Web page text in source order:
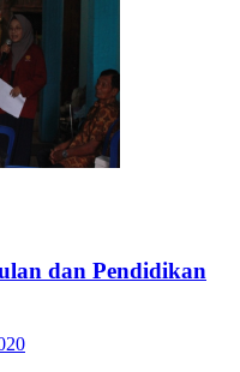
dan Pendidikan